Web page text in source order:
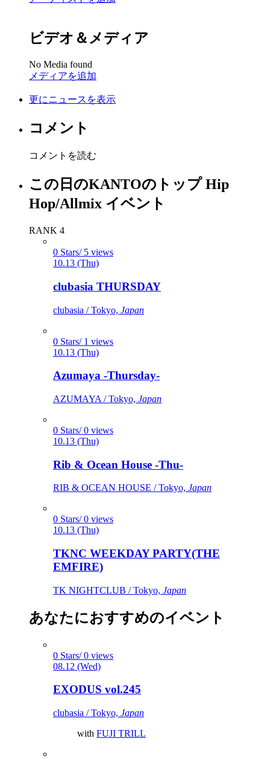
ビデオ＆メディア
No Media found
メディアを追加
更にニュースを表示
コメント
コメントを読む
この日のKANTOのトップ Hip
Hop/Allmix イベント
RANK 4
0 Stars/ 5 views
10.13 (Thu)
clubasia THURSDAY
clubasia / Tokyo, Japan
0 Stars/ 1 views
10.13 (Thu)
Azumaya -Thursday-
AZUMAYA / Tokyo, Japan
0 Stars/ 0 views
10.13 (Thu)
Rib & Ocean House -Thu-
RIB & OCEAN HOUSE / Tokyo, Japan
0 Stars/ 0 views
10.13 (Thu)
TKNC WEEKDAY PARTY(THE
EMFIRE)
TK NIGHTCLUB / Tokyo, Japan
あなたにおすすめのイベント
0 Stars/ 0 views
08.12 (Wed)
EXODUS vol.245
clubasia / Tokyo, Japan
with FUJI TRILL